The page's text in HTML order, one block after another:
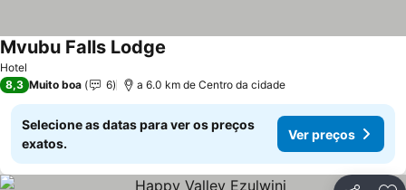
Hotel
Mvubu Falls Lodge
8,3 Muito boa 6 a 6.0 km de Centro da cidade
Selecione as datas para ver os preços
exatos.
Ver preços